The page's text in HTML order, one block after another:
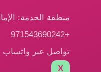
منطقة الخدمة:
+971543690242
تواصل عبر واتساب
X